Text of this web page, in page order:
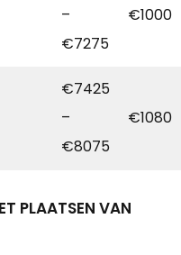
–
€7275
€1000
€7425
–
€8075
€1080
PLAATSEN VAN